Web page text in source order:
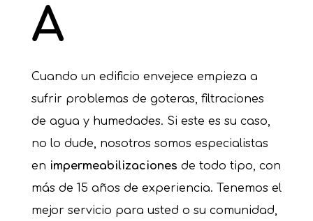
A
Cuando un edificio envejece empieza a
sufrir problemas de goteras, filtraciones
de agua y humedades. Si este es su caso,
no lo dude, nosotros somos especialistas
en impermeabilizaciones de todo tipo, con
más de 15 años de experiencia. Tenemos el
mejor servicio para usted o su comunidad,